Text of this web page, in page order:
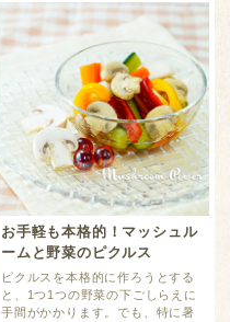
お手軽も本格的！マッシュル
ームと野菜のピクルス
ピクルスを本格的に作ろうとする
と、1つ1つの野菜の下ごしらえに
手間がかかります。でも、特に暑